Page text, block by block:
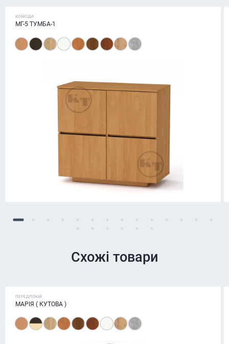
КОМОДИ
МГ-5 ТУМБА-1
Схожі товари
ПЕРЕДПОКІЙ
МАРІЯ ( КУТОВА )